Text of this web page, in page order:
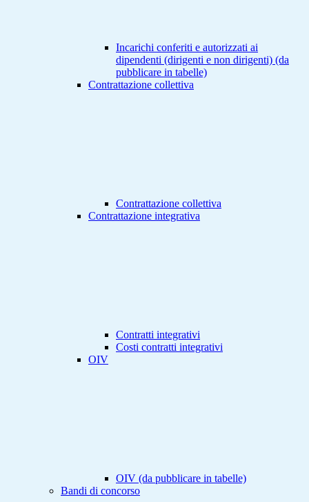
Incarichi conferiti e autorizzati ai
dipendenti (dirigenti e non dirigenti) (da
pubblicare in tabelle)
Contrattazione collettiva
Contrattazione collettiva
Contrattazione integrativa
Contratti integrativi
Costi contratti integrativi
OIV
OIV (da pubblicare in tabelle)
Bandi di concorso